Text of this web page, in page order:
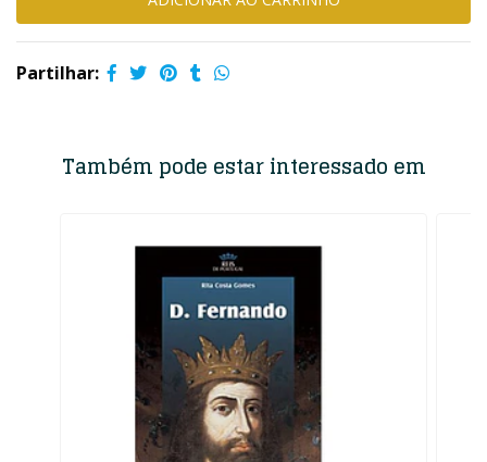
Partilhar:
Também pode estar interessado em